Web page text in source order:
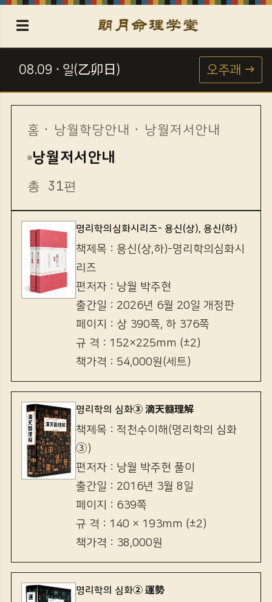
☰
08.09 · 일(乙卯日) 오주괘 →
홈 · 낭월학당안내 · 낭월저서안내
낭월저서안내
총 31편
명리학의심화시리즈- 용신(상), 용신(하)
책제목 : 용신(상,하)-명리학의심화시
리즈
편저자 : 낭월 박주현
출간일 : 2026년 6월 20일 개정판
페이지 : 상 390쪽, 하 376쪽
규 격 : 152×225mm (±2)
책가격 : 54,000원(세트)
명리학의 심화③ 滴天髓理解
책제목 : 적천수이해(명리학의 심화
③)
편저자 : 낭월 박주현 풀이
출간일 : 2016년 3월 8일
페이지 : 639쪽
규 격 : 140 × 193mm (±2)
책가격 : 38,000원
명리학의 심화② 運勢